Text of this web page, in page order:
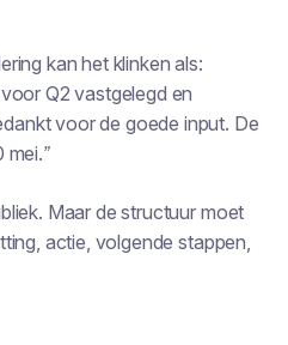
kan het klinken als:
Q2 vastgelegd en
voor de goede input. De
Maar de structuur moet
actie, volgende stappen,